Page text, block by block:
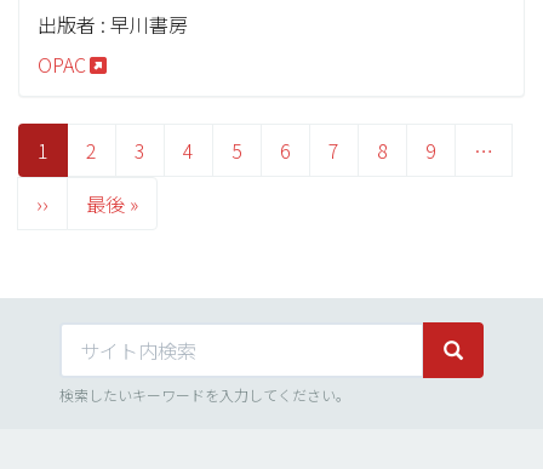
出版者 : 早川書房
OPAC
ペ
送
カ
レ
ン
1 Page
2 Page
3 Page
4 Page
5 Page
6 Page
7 Page
8 Page
9
…
次
››
最
最後 »
サイト内検索 サイト内
検索したいキーワードを入力してください。